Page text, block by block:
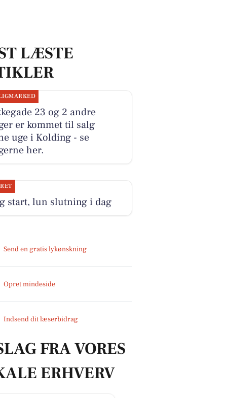
LÆSTE
23 og 2 andre
er kommet til salg
uge i Kolding - se
her.
start, lun slutning i dag
Send en gratis lykønskning
Opret mindeside
Indsend dit læserbidrag
FRA VORES
ERHVERV